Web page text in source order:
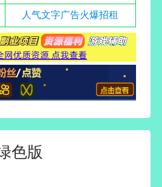
人气文字广告火爆招租
色版